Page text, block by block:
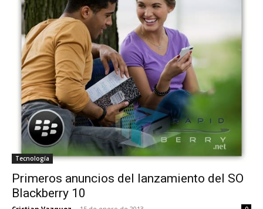
Tecnología
Primeros anuncios del lanzamiento del SO
Blackberry 10